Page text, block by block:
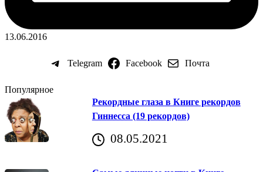
13.06.2016
Telegram Facebook Почта
Популярное
Рекордные глаза в Книге рекордов
Гиннесса (19 рекордов)
08.05.2021